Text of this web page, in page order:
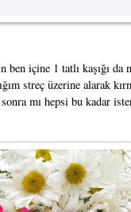
içine 1 tatlı kaşığı da
streç üzerine alarak
mı hepsi bu kadar